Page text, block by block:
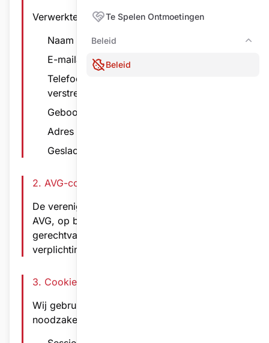
Verwerkte persoonsgegevens:
Naam en voornaam
E-mailadres (indien verstrekt)
Telefoonnummer/Mobielnummer (indien
verstrekt)
Geboortedatum (indien verstrekt)
Adres (indien verstrekt)
Geslacht (indien verstrekt)
2. AVG-conformiteit
De vereniging verwerkt gegevens conform de
AVG, op basis van overeenkomst,
gerechtvaardigd belang en wettelijke
verplichtingen.
3. Cookies & Technologie
Wij gebruiken uitsluitend technisch
noodzakelijke cookies:
Te Spelen Ontmoetingen
Beleid
Beleid